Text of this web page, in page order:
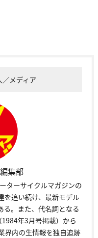
メディア
集部
ターサイクルマガジンの
を追い続け、最新モデル
る。また、代名詞となる
年3月号掲載）から
界内の生情報を独自追跡